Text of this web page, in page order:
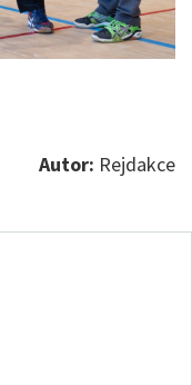
Autor: Rejdakce